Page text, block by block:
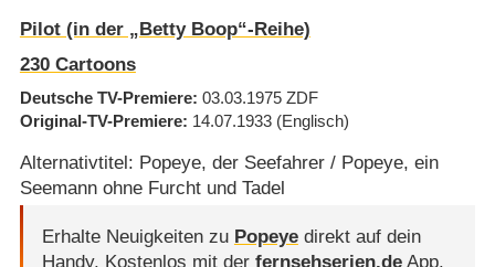
Pilot (in der „Betty Boop“-Reihe)
230 Cartoons
Deutsche TV-Premiere 03.03.1975 ZDF
Original-TV-Premiere 14.07.1933 (Englisch)
Alternativtitel: Popeye, der Seefahrer / Popeye, ein
Seemann ohne Furcht und Tadel
Erhalte Neuigkeiten zu Popeyedirekt auf dein
Handy. Kostenlos mit der fernsehserien.deApp.